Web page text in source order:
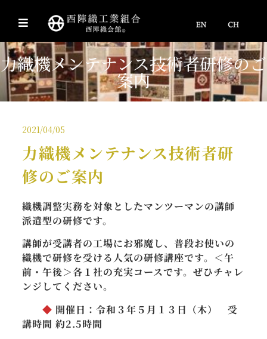
力織機メンテナンス技術者研修のご
案内
2021/04/05
力織機メンテナンス技術者研
修のご案内
織機調整実務を対象としたマンツーマンの講師
派遣型の研修です。
講師が受講者の工場にお邪魔し、普段お使いの
織機で研修を受ける人気の研修講座です。＜午
前・午後＞各１社の充実コースです。ぜひチャレ
ンジしてください。
◆ 開催日：令和３年５月１３日（木）
受
講時間 約2.5時間